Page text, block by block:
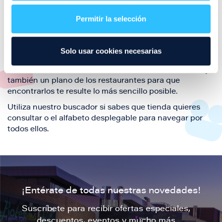
Permitir la selección
Solo usar cookies necesarias
también de nuestra oferta de ocio y shopping durante
tu visita.
El este directorio de restaurantes de Puerto Venecia
también un plano de los restaurantes para que
encontrarlos te resulte lo más sencillo posible.
Utiliza nuestro buscador si sabes que tienda quieres
consultar o el alfabeto desplegable para navegar por
todos ellos.
¡Entérate de todas nuestras novedades!
Suscríbete para recibir ofertas especiales,